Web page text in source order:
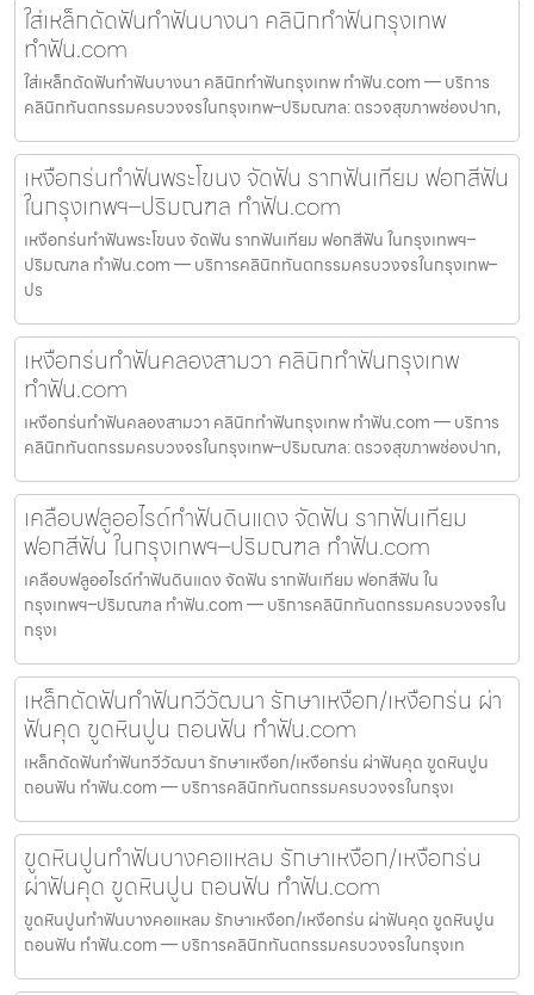
ใส่เหล็กดัดฟันทำฟันบางนา คลินิกทำฟันกรุงเทพ
ทำฟัน.com
ใส่เหล็กดัดฟันทำฟันบางนา คลินิกทำฟันกรุงเทพ ทำฟัน.com — บริการ
คลินิกทันตกรรมครบวงจรในกรุงเทพ–ปริมณฑล: ตรวจสุขภาพช่องปาก,
เหงือกร่นทำฟันพระโขนง จัดฟัน รากฟันเทียม ฟอกสีฟัน
ในกรุงเทพฯ–ปริมณฑล ทำฟัน.com
เหงือกร่นทำฟันพระโขนง จัดฟัน รากฟันเทียม ฟอกสีฟัน ในกรุงเทพฯ–
ปริมณฑล ทำฟัน.com — บริการคลินิกทันตกรรมครบวงจรในกรุงเทพ–
ปร
เหงือกร่นทำฟันคลองสามวา คลินิกทำฟันกรุงเทพ
ทำฟัน.com
เหงือกร่นทำฟันคลองสามวา คลินิกทำฟันกรุงเทพ ทำฟัน.com — บริการ
คลินิกทันตกรรมครบวงจรในกรุงเทพ–ปริมณฑล: ตรวจสุขภาพช่องปาก,
เคลือบฟลูออไรด์ทำฟันดินแดง จัดฟัน รากฟันเทียม
ฟอกสีฟัน ในกรุงเทพฯ–ปริมณฑล ทำฟัน.com
เคลือบฟลูออไรด์ทำฟันดินแดง จัดฟัน รากฟันเทียม ฟอกสีฟัน ใน
กรุงเทพฯ–ปริมณฑล ทำฟัน.com — บริการคลินิกทันตกรรมครบวงจรใน
กรุงเ
เหล็กดัดฟันทำฟันทวีวัฒนา รักษาเหงือก/เหงือกร่น ผ่า
ฟันคุด ขูดหินปูน ถอนฟัน ทำฟัน.com
เหล็กดัดฟันทำฟันทวีวัฒนา รักษาเหงือก/เหงือกร่น ผ่าฟันคุด ขูดหินปูน
ถอนฟัน ทำฟัน.com — บริการคลินิกทันตกรรมครบวงจรในกรุงเ
ขูดหินปูนทำฟันบางคอแหลม รักษาเหงือก/เหงือกร่น
ผ่าฟันคุด ขูดหินปูน ถอนฟัน ทำฟัน.com
ขูดหินปูนทำฟันบางคอแหลม รักษาเหงือก/เหงือกร่น ผ่าฟันคุด ขูดหินปูน
ถอนฟัน ทำฟัน.com — บริการคลินิกทันตกรรมครบวงจรในกรุงเท